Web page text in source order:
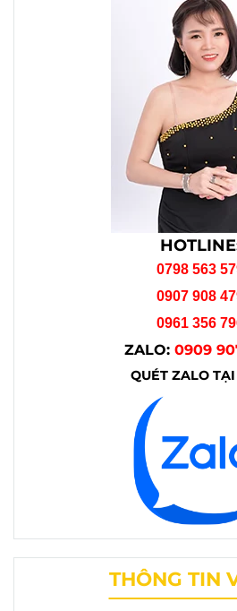
0798 563
0907 908
0961 356
ZALO: 0909
QUÉT ZALO
THÔNG TIN